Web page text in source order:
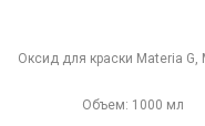
Оксид для краски Materia G,
Объем: 1000 мл